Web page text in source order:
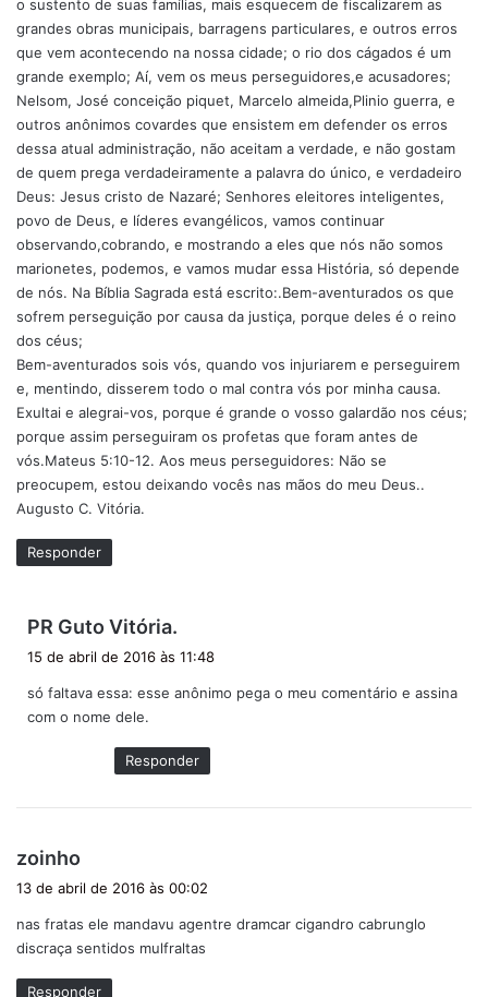
o sustento de suas famílias, mais esquecem de fiscalizarem as
grandes obras municipais, barragens particulares, e outros erros
que vem acontecendo na nossa cidade; o rio dos cágados é um
grande exemplo; Aí, vem os meus perseguidores,e acusadores;
Nelsom, José conceição piquet, Marcelo almeida,Plinio guerra, e
outros anônimos covardes que ensistem em defender os erros
dessa atual administração, não aceitam a verdade, e não gostam
de quem prega verdadeiramente a palavra do único, e verdadeiro
Deus: Jesus cristo de Nazaré; Senhores eleitores inteligentes,
povo de Deus, e líderes evangélicos, vamos continuar
observando,cobrando, e mostrando a eles que nós não somos
marionetes, podemos, e vamos mudar essa História, só depende
de nós. Na Bíblia Sagrada está escrito:.Bem-aventurados os que
sofrem perseguição por causa da justiça, porque deles é o reino
dos céus;
Bem-aventurados sois vós, quando vos injuriarem e perseguirem
e, mentindo, disserem todo o mal contra vós por minha causa.
Exultai e alegrai-vos, porque é grande o vosso galardão nos céus;
porque assim perseguiram os profetas que foram antes de
vós.Mateus 5:10-12. Aos meus perseguidores: Não se
preocupem, estou deixando vocês nas mãos do meu Deus..
Augusto C. Vitória.
Responder
PR Guto Vitória.
s
:
15 de abril de 2016 às 11:48
só faltava essa: esse anônimo pega o meu comentário e assina
com o nome dele.
Responder
zoinho
i
s
e
:
13 de abril de 2016 às 00:02
nas fratas ele mandavu agentre dramcar cigandro cabrunglo
discraça sentidos mulfraltas
Responder